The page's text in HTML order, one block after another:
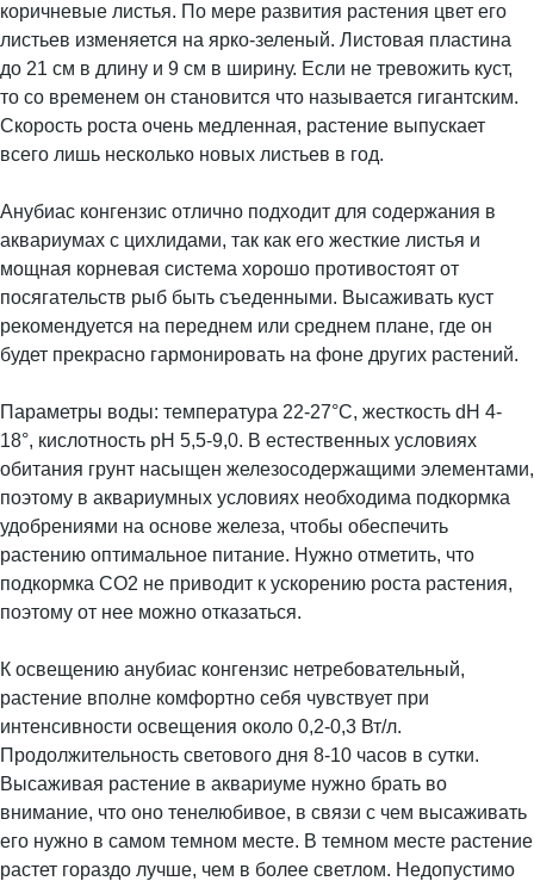
коричневые листья. По мере развития растения цвет его
листьев изменяется на ярко-зеленый. Листовая пластина
до 21 см в длину и 9 см в ширину. Если не тревожить куст,
то со временем он становится что называется гигантским.
Скорость роста очень медленная, растение выпускает
всего лишь несколько новых листьев в год.
Анубиас конгензис отлично подходит для содержания в
аквариумах с цихлидами, так как его жесткие листья и
мощная корневая система хорошо противостоят от
посягательств рыб быть съеденными. Высаживать куст
рекомендуется на переднем или среднем плане, где он
будет прекрасно гармонировать на фоне других растений.
Параметры воды: температура 22-27°С, жесткость dH 4-
18°, кислотность pH 5,5-9,0. В естественных условиях
обитания грунт насыщен железосодержащими элементами,
поэтому в аквариумных условиях необходима подкормка
удобрениями на основе железа, чтобы обеспечить
растению оптимальное питание. Нужно отметить, что
подкормка CO2 не приводит к ускорению роста растения,
поэтому от нее можно отказаться.
К освещению анубиас конгензис нетребовательный,
растение вполне комфортно себя чувствует при
интенсивности освещения около 0,2-0,3 Вт/л.
Продолжительность светового дня 8-10 часов в сутки.
Высаживая растение в аквариуме нужно брать во
внимание, что оно тенелюбивое, в связи с чем высаживать
его нужно в самом темном месте. В темном месте растение
растет гораздо лучше, чем в более светлом. Недопустимо